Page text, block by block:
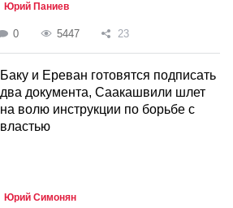
Юрий Паниев
0 5447 23
Баку и Ереван готовятся подписать
два документа, Саакашвили шлет
на волю инструкции по борьбе с
властью
Юрий Симонян